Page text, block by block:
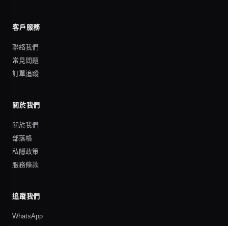
客戶服務
聯絡我們
常見問題
訂單追蹤
關於我們
關於我們
部落格
私隱政策
服務條款
追蹤我們
WhatsApp